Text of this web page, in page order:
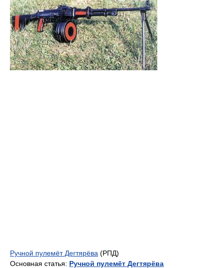
Ручной пулемёт Дегтярёва (РПД)
Основная статья: Ручной пулемёт Дегтярёва